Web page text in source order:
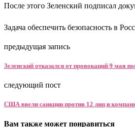
После этого Зеленский подписал
Задача обеспечить безопасность в
предыдущая запись
Зеленский отказался от провокаций 9 мая
следующий пост
США ввели санкции против 12 лиц и
Вам также может понравиться